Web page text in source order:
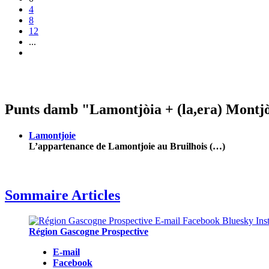
4
8
12
...
Punts damb "Lamontjòia + (la,era)
Lamontjoie
L’appartenance de Lamontjoie au Bruilhois (…)
Sommaire Articles
Région Gascogne Prospective
E-mail
Facebook